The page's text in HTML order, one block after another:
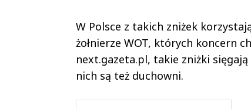
W Polsce z takich zniżek
żołnierze WOT, których koncern
next.gazeta.pl, takie zniżki
nich są też duchowni.